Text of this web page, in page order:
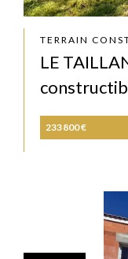
TERRAIN
LE
233 800 €